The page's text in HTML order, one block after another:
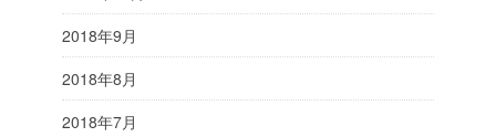
2018年9月
2018年8月
2018年7月